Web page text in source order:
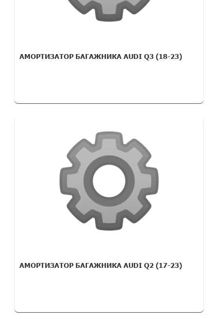
АМОРТИЗАТОР БАГАЖНИКА AUDI Q3 (18-23)
АМОРТИЗАТОР БАГАЖНИКА AUDI Q2 (17-23)